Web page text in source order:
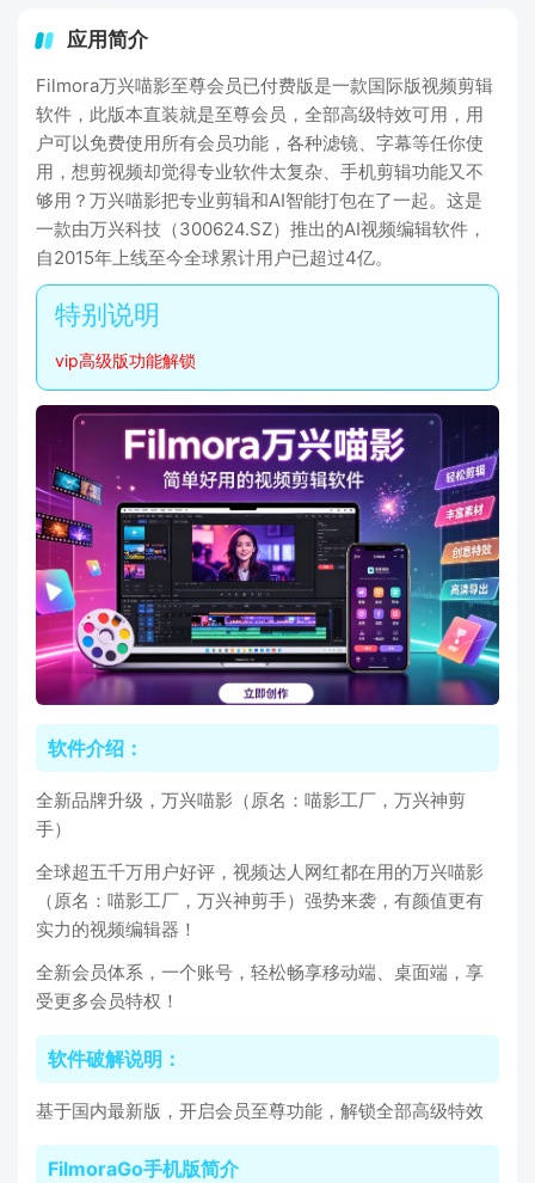
应用简介
Filmora万兴喵影至尊会员已付费版是一款国际版视频剪辑
软件，此版本直装就是至尊会员，全部高级特效可用，用
户可以免费使用所有会员功能，各种滤镜、字幕等任你使
用，想剪视频却觉得专业软件太复杂、手机剪辑功能又不
够用？万兴喵影把专业剪辑和AI智能打包在了一起。这是
一款由万兴科技（300624.SZ）推出的AI视频编辑软件，
自2015年上线至今全球累计用户已超过4亿。
vip高级版功能解锁
软件介绍：
全新品牌升级，万兴喵影（原名：喵影工厂，万兴神剪
手）
全球超五千万用户好评，视频达人网红都在用的万兴喵影
（原名：喵影工厂，万兴神剪手）强势来袭，有颜值更有
实力的视频编辑器！
全新会员体系，一个账号，轻松畅享移动端、桌面端，享
受更多会员特权！
软件破解说明：
基于国内最新版，开启会员至尊功能，解锁全部高级特效
FilmoraGo手机版简介